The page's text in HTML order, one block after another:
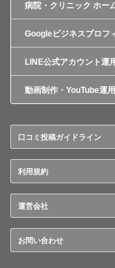
病院・クリニック ホー
Googleビジネスプロフ
LINE公式アカウント運
動画制作・YouTube運
口コミ投稿ガイドライン
利用規約
運営会社
お問い合わせ